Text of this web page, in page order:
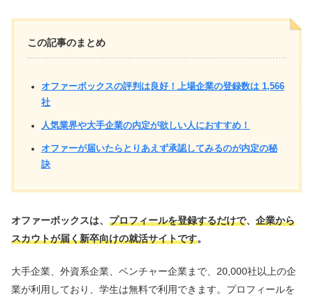
この記事のまとめ
オファーボックスの評判は良好！上場企業の登録数は 1,566
社
人気業界や大手企業の内定が欲しい人におすすめ！
オファーが届いたらとりあえず承認してみるのが内定の秘
訣
オファーボックスは、 プロフィールを登録するだけで、 企業から
スカウトが届く新卒向けの就活サイトです。
大手企業、外資系企業、ベンチャー企業まで、20,000社以上の企
業が利用しており、学生は無料で利用できます。プロフィールを